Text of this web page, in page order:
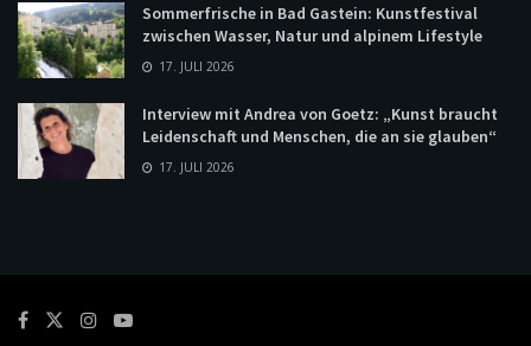
Sommerfrische in Bad Gastein: Kunstfestival
zwischen Wasser, Natur und alpinem Lifestyle
17. JULI 2026
Interview mit Andrea von Goetz: „Kunst braucht
Leidenschaft und Menschen, die an sie glauben“
17. JULI 2026